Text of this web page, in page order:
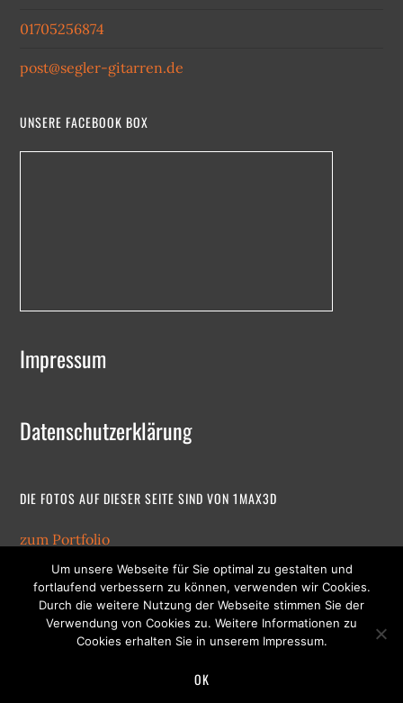
01705256874
post@segler-gitarren.de
UNSERE FACEBOOK BOX
Impressum
Datenschutzerklärung
DIE FOTOS AUF DIESER SEITE SIND VON 1MAX3D
zum Portfolio
Um unsere Webseite für Sie optimal zu gestalten und
fortlaufend verbessern zu können, verwenden wir Cookies.
Durch die weitere Nutzung der Webseite stimmen Sie der
Verwendung von Cookies zu. Weitere Informationen zu
Cookies erhalten Sie in unserem Impressum.
OK